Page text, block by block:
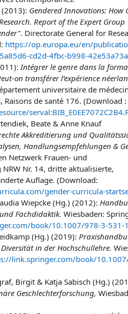
Gendered Innovations: How
Report of the Expert Group
. Directorate General for
https://op.europa.eu/en/
cd2d-4fbc-b998-
Intégrer le genre dans la
on transférer l’expérience
universitaire de
de santé 176. (Download :
Beate & Anne Knauf
Akkreditierung und
Handlungsempfehlungen &
Netzwerk Frauen- und
Nr. 14, dritte aktualisierte,
Auflage. (Download:
gender-curricula-
Wiepcke (Hg.) (2012):
Fachdidaktik. Wiesbaden:
book/10.1007/978-3-531-
(Hg.) (2019):
in der Hochschullehre.
link.springer.com/book/
Birgit & Katja Sabisch (Hg.)
Geschlechterforschung,